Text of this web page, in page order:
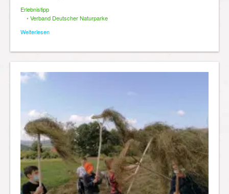
Erlebnistipp
• Verband Deutscher Naturparke
Weiterlesen